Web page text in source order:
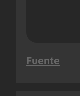
Fuente